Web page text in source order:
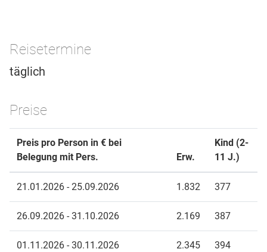
Reisetermine
täglich
Preise
Preis pro Person in € bei
Belegung mit Pers.
Erw.
Kind (2-
11 J.)
21.01.2026 - 25.09.2026 1.832 377
26.09.2026 - 31.10.2026 2.169 387
01.11.2026 - 30.11.2026 2.345 394